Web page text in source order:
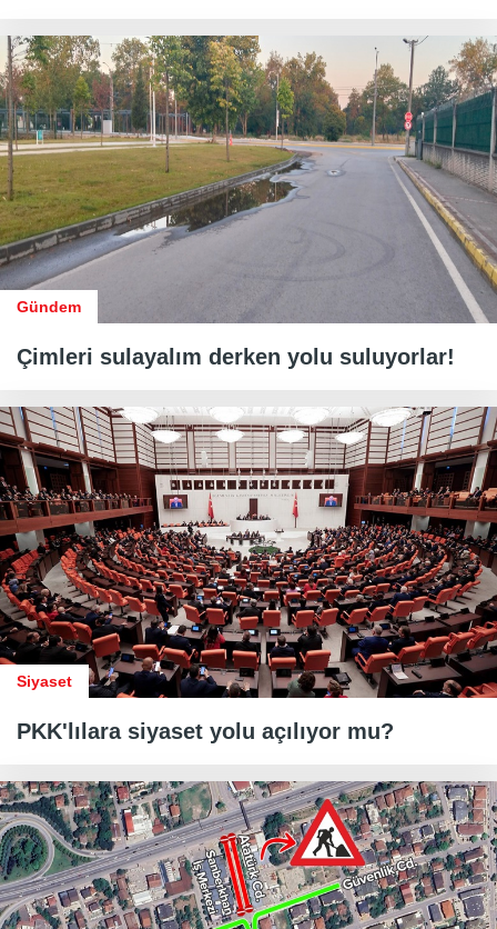
Gündem
Çimleri sulayalım derken yolu suluyorlar!
Siyaset
PKK'lılara siyaset yolu açılıyor mu?